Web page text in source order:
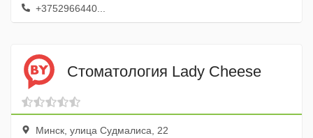
+3752966440...
Стоматология Lady Cheese
Минск, улица Судмалиса, 22